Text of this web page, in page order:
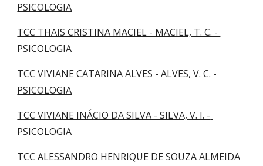
PSICOLOGIA
TCC THAIS CRISTINA MACIEL - MACIEL, T. C. -
PSICOLOGIA
TCC VIVIANE CATARINA ALVES - ALVES, V. C. -
PSICOLOGIA
TCC VIVIANE INÁCIO DA SILVA - SILVA, V. I. -
PSICOLOGIA
TCC ALESSANDRO HENRIQUE DE SOUZA ALMEIDA